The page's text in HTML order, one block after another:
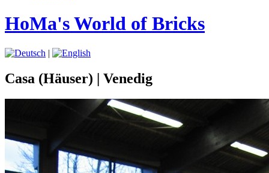
HoMa's World of Bricks
|
Casa (Häuser) | Venedig